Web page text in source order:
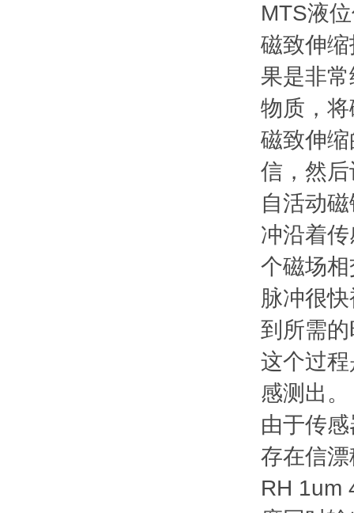
MTS液
磁致伸
果是非
物质，
磁致伸
信，然
自活动
冲沿着
个磁场
脉冲很
到所需
这个过
感测出。
由于传
存在信
RH 1um